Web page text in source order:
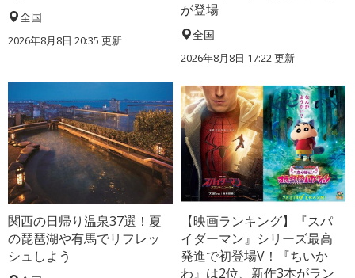
全国
2026年8月8日 20:35 更新
が登場
全国
2026年8月8日 17:22更新
関西の日帰り温泉37選！夏
の琵琶湖や有馬でリフレッ
シュしよう
【映画ランキング】『スパ
イダーマン』シリーズ最高
発進で初登場V！『ちいか
わ』は2位、新作3本がラン